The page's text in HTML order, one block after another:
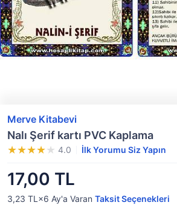
Merve Kitabevi
Nalı Şerif kartı PVC Kaplama
4.0 İlk Yorumu Siz Yapın
17,00 TL
3,23 TL×6 Ay'a Varan Taksit Seçenekleri